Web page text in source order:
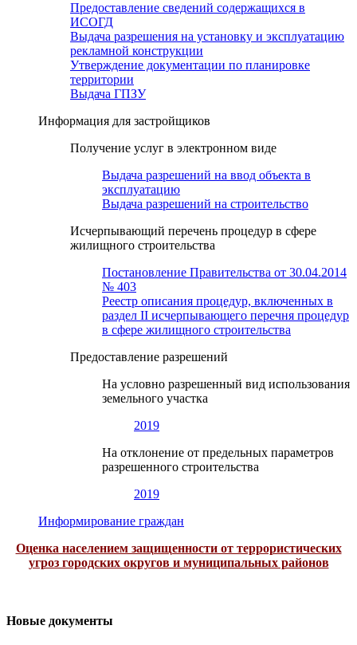
Предоставление сведений содержащихся в
ИСОГД
Выдача разрешения на установку и эксплуатацию
рекламной конструкции
Утверждение документации по планировке
территории
Выдача ГПЗУ
Информация для застройщиков
Получение услуг в электронном виде
Выдача разрешений на ввод объекта в
эксплуатацию
Выдача разрешений на строительство
Исчерпывающий перечень процедур в сфере
жилищного строительства
Постановление Правительства от 30.04.2014
№ 403
Реестр описания процедур, включенных в
раздел II исчерпывающего перечня процедур
в сфере жилищного строительства
Предоставление разрешений
На условно разрешенный вид использования
земельного участка
2019
На отклонение от предельных параметров
разрешенного строительства
2019
Информирование граждан
Оценка населением защищенности от террористических
угроз городских округов и муниципальных районов
Новые документы